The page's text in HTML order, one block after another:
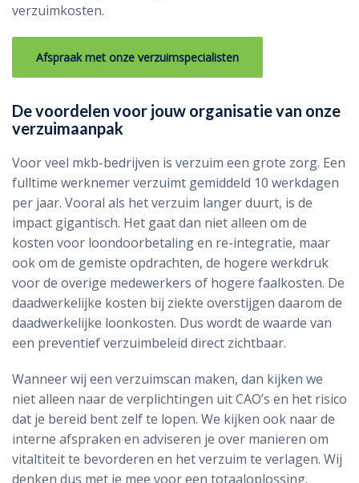
verzuimkosten.
Afspraak met onze verzuimspecialisten
De voordelen voor jouw organisatie van onze
verzuimaanpak
Voor veel mkb-bedrijven is verzuim een grote zorg. Een
fulltime werknemer verzuimt gemiddeld 10 werkdagen
per jaar. Vooral als het verzuim langer duurt, is de
impact gigantisch. Het gaat dan niet alleen om de
kosten voor loondoorbetaling en re-integratie, maar
ook om de gemiste opdrachten, de hogere werkdruk
voor de overige medewerkers of hogere faalkosten. De
daadwerkelijke kosten bij ziekte overstijgen daarom de
daadwerkelijke loonkosten. Dus wordt de waarde van
een preventief verzuimbeleid direct zichtbaar.
Wanneer wij een verzuimscan maken, dan kijken we
niet alleen naar de verplichtingen uit CAO’s en het risico
dat je bereid bent zelf te lopen. We kijken ook naar de
interne afspraken en adviseren je over manieren om
vitaltiteit te bevorderen en het verzuim te verlagen. Wij
denken dus met je mee voor een totaaloplossing.